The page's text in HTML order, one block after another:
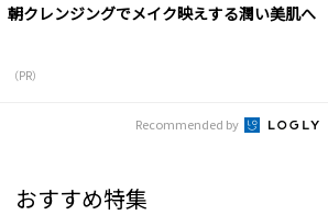
朝クレンジングでメイク映えする潤い美肌へ
（PR）
Recommended by
おすすめ特集